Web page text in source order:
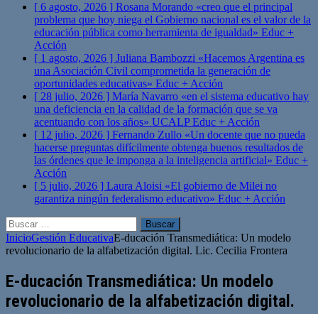
[ 6 agosto, 2026 ] Rosana Morando «creo que el principal
problema que hoy niega el Gobierno nacional es el valor de la
educación pública como herramienta de igualdad» Educ +
Acción
[ 1 agosto, 2026 ] Juliana Bambozzi «Hacemos Argentina es
una Asociación Civil comprometida la generación de
oportunidades educativas» Educ + Acción
[ 28 julio, 2026 ] María Navarro «en el sistema educativo hay
una deficiencia en la calidad de la formación que se va
acentuando con los años» UCALPEduc + Acción
[ 12 julio, 2026 ] Fernando Zullo «Un docente que no pueda
hacerse preguntas difícilmente obtenga buenos resultados de
las órdenes que le imponga a la inteligencia artificial» Educ +
Acción
[ 5 julio, 2026 ] Laura Aloisi «El gobierno de Milei no
garantiza ningún federalismo educativo» Educ + Acción
Buscar:
InicioGestión EducativaE-ducación Transmediática: Un modelo
revolucionario de la alfabetización digital. Lic. Cecilia Frontera
E-ducación Transmediática: Un modelo
revolucionario de la alfabetización digital.